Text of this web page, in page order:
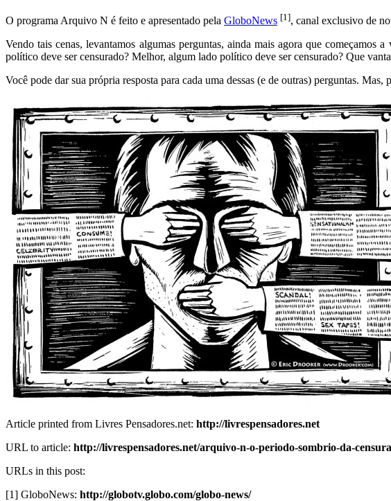
O programa Arquivo N é feito e apresentado pela GloboNews [1], canal exclusivo de
Vendo tais cenas, levantamos algumas perguntas, ainda mais agora que
político deve ser censurado? Melhor, algum lado político deve ser censurado? Que
Você pode dar sua própria resposta para cada uma dessas (e de outras) perguntas.
Article printed from Livres Pensadores.net: http://livrespensadores.net
URL to article: http://livrespensadores.net/arquivo-n-o-periodo-sombrio-da-
URLs in this post:
[1] GloboNews: http://globotv.globo.com/globo-news/